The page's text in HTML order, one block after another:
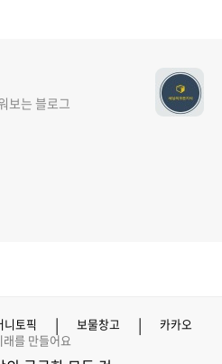
보는 블로그
토픽 | 보물창고 |
카카오
래를 만들어요